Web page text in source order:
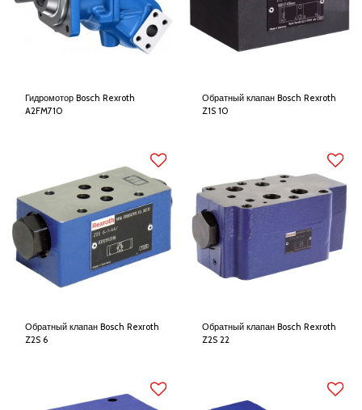
Гидромотор Bosch Rexroth
A2FM710
Обратный клапан Bosch Rexroth
Z1S 10
Обратный клапан Bosch Rexroth
Z2S 6
Обратный клапан Bosch Rexroth
Z2S 22